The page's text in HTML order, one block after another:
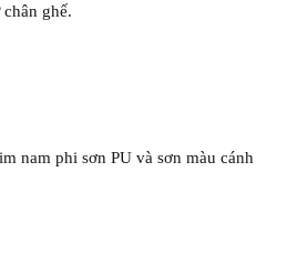
ghế.
nam phi sơn PU và sơn màu cánh